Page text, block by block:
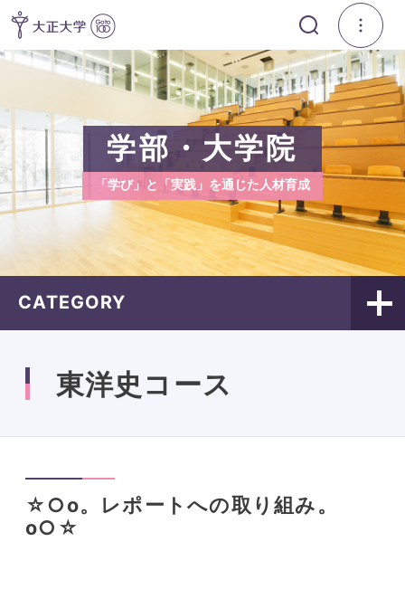
学部・大学院
「学び」と「実践」を通じた人材育成
CATEGORY
東洋史コース
☆○o。レポートへの取り組み。
o○☆